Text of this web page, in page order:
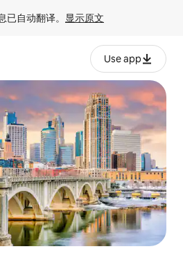
已自动翻译。 显示原文
Use app